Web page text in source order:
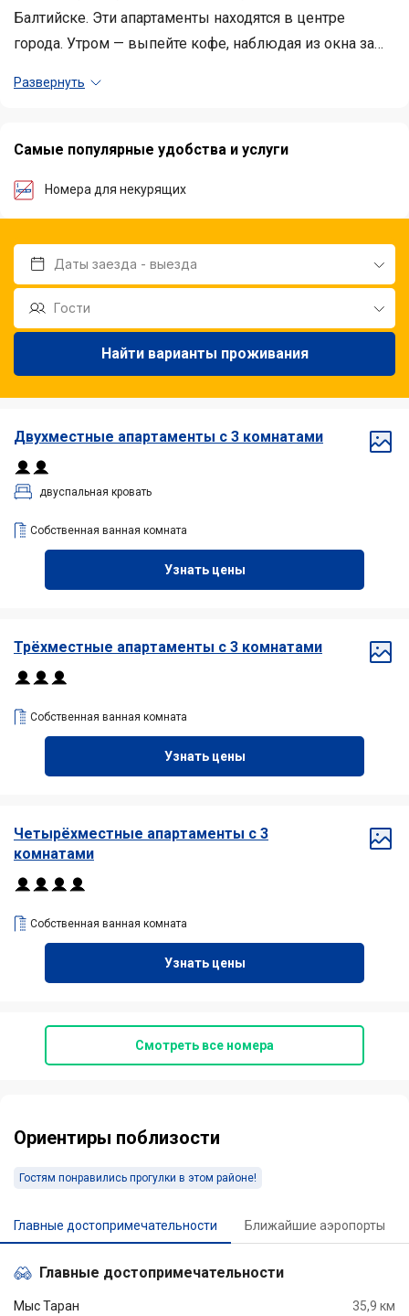
Балтийске. Эти апартаменты находятся в центре
города. Утром — выпейте кофе, наблюдая из окна за
Балтийского флота, Крепость Пиллау и Музей Старый
Развернуть
Самые популярные удобства и услуги
Номера для некурящих
Найти варианты проживания
Двухместные апартаменты с 3 комнатами
двуспальная кровать
Собственная ванная комната
Узнать цены
Трёхместные апартаменты с 3 комнатами
Собственная ванная комната
Узнать цены
Четырёхместные апартаменты с 3
комнатами
Собственная ванная комната
Узнать цены
Смотреть все номера
Ориентиры поблизости
Гостям понравились прогулки в этом районе!
Главные достопримечательности Ближайшие аэропорты
Главные достопримечательности
Мыс Таран 35,9 км